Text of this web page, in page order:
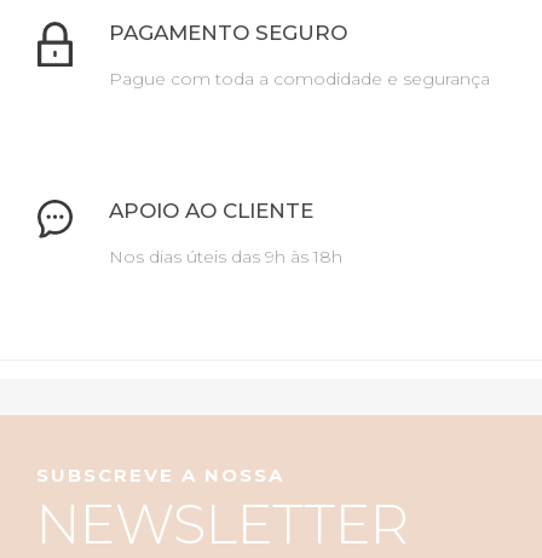
PAGAMENTO SEGURO
Pague com toda a comodidade e segurança
APOIO AO CLIENTE
Nos dias úteis das 9h às 18h
SUBSCREVE A NOSSA
NEWSLETTER